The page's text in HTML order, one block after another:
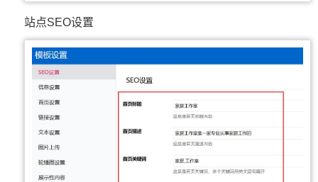
站点SEO设置